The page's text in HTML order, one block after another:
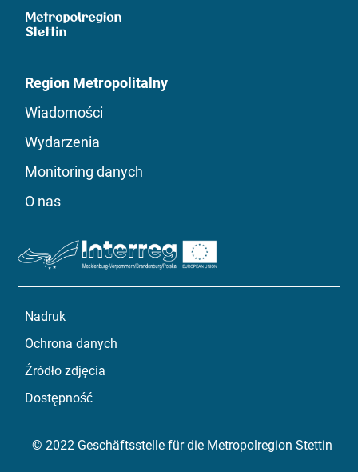
Region Metropolitalny
Wiadomości
Wydarzenia
Monitoring danych
O nas
Nadruk
Ochrona danych
Źródło zdjęcia
Dostępność
© 2022 Geschäftsstelle für die Metropolregion Stettin